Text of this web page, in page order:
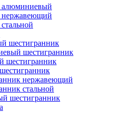
шестигранник
шестигранник
шестигранник
нержавеющий
стальной
шестигранник